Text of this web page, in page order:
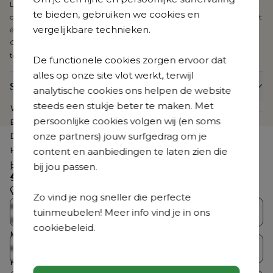
te bieden, gebruiken we cookies en
vergelijkbare technieken.
De functionele cookies zorgen ervoor dat
alles op onze site vlot werkt, terwijl
analytische cookies ons helpen de website
steeds een stukje beter te maken. Met
persoonlijke cookies volgen wij (en soms
onze partners) jouw surfgedrag om je
content en aanbiedingen te laten zien die
bij jou passen.
Zo vind je nog sneller die perfecte
tuinmeubelen! Meer info vind je in ons
cookiebeleid.
La Carte gecombineerd met een dubbele laag quick dry foam, een
comfortabel schuim met open poriënstructuur dat geen water ophoudt
én snel droogt.
Geniet van buitengewone keuze en design, met uitzonderlijke
topkwaliteit.
Specificaties
Webartikelnummer
CB39883986
Breedte
67 cm
Diepte
63.5 cm
Hoogte
73 cm
Hoogte zitting
Stapelbaar
Verstelbaar
Nee
Kussen(s) inbegrepen
Beschermhoes inbegrepen
Merk
Kleur zitting
Kleur frame
Zoek je iets anders?
Ontdek ons volledig aanbod
Bristol Collecties Loungesets